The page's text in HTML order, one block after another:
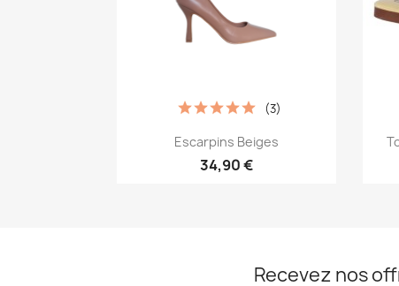
Aperçu rapide
Escarpins Beiges
34,90 €
(3)
Recevez nos